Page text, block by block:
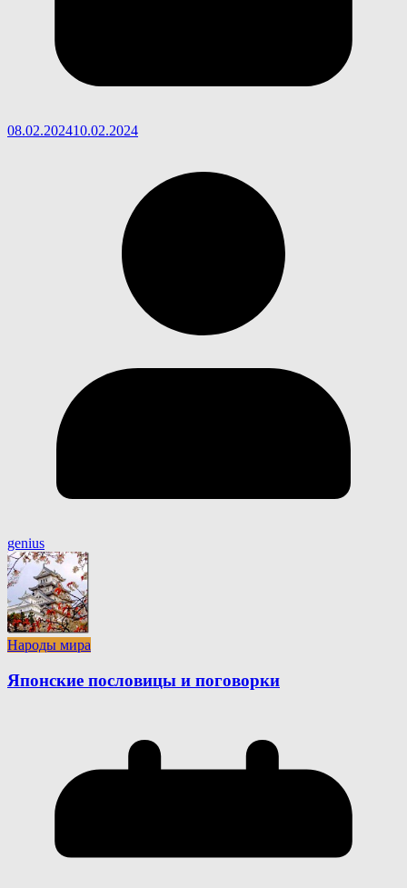
08.02.202410.02.2024
genius
Народы мира
Японские пословицы и поговорки